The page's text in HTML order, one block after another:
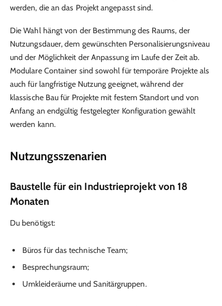
werden, die an das Projekt angepasst sind.
Die Wahl hängt von der Bestimmung des Raums, der
Nutzungsdauer, dem gewünschten Personalisierungsniveau
und der Möglichkeit der Anpassung im Laufe der Zeit ab.
Modulare Container sind sowohl für temporäre Projekte als
auch für langfristige Nutzung geeignet, während der
klassische Bau für Projekte mit festem Standort und von
Anfang an endgültig festgelegter Konfiguration gewählt
werden kann.
Nutzungsszenarien
Baustelle für ein Industrieprojekt von 18
Monaten
Du benötigst:
Büros für das technische Team;
Besprechungsraum;
Umkleideräume und Sanitärgruppen.